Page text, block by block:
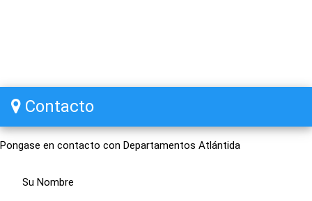
Contacto
Pongase en contacto con Departamentos Atlántida
Su Nombre